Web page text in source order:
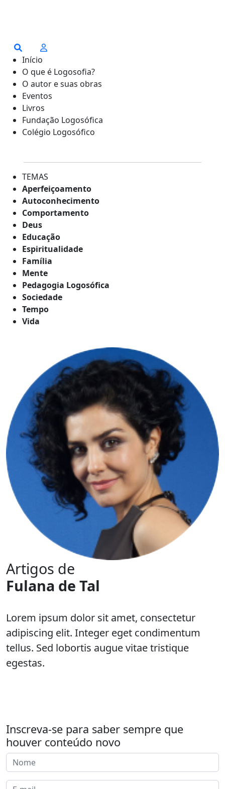
Início
O que é Logosofia?
O autor e suas obras
Eventos
Livros
Fundação Logosófica
Colégio Logosófico
TEMAS
Aperfeiçoamento
Autoconhecimento
Comportamento
Deus
Educação
Espiritualidade
Família
Mente
Pedagogia Logosófica
Sociedade
Tempo
Vida
Artigos de
Fulana de Tal
Lorem ipsum dolor sit amet, consectetur
adipiscing elit. Integer eget condimentum
tellus. Sed lobortis augue vitae tristique
egestas.
Inscreva-se para saber sempre que
houver conteúdo novo